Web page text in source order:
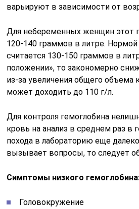
варьируют в зависимости от
Для небеременных женщин этот
120-140 граммов в литре.
считается 130-150 граммов в
положении», то закономерно
из-за увеличения общего объема
может доходить до 110 г/л.
Для контроля гемоглобина
кровь на анализ в среднем раз в
похода в лабораторию еще
вызывает вопросы, то следует
Симптомы низкого
Головокружение